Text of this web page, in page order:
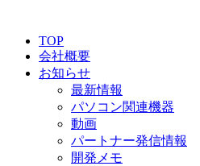
TOP
会社概要
お知らせ
最新情報
パソコン関連機器
動画
パートナー発信情報
開発メモ